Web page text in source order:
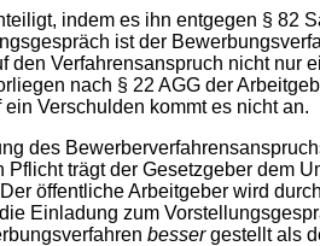
indem es ihn entgegen § 82
ist der
Verfahrensanspruch nicht nur
nach § 22 AGG der
Verschulden kommt es nicht an.
Bewerberverfahrensanspruchs
trägt der Gesetzgeber dem
öffentliche Arbeitgeber wird
Einladung zum
bessergestellt als